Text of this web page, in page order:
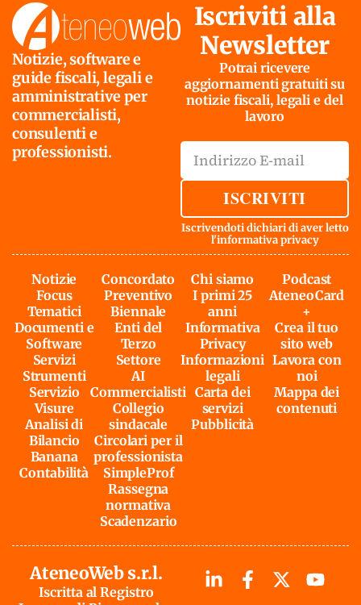
Notizie, software e
guide fiscali, legali e
amministrative per
commercialisti,
consulenti e
professionisti.
Iscriviti alla
Newsletter
Potrai ricevere
aggiornamenti gratuiti su
notizie fiscali, legali e del
lavoro
ISCRIVITI
Iscrivendoti dichiari di aver letto
l'informativa privacy
Notizie
Focus
Tematici
Documenti e
Software
Servizi
Strumenti
Servizio
Visure
Analisi di
Bilancio
Banana
Contabilità
Concordato
Preventivo
Biennale
Enti del
Terzo
Settore
AI
Commercialisti
Collegio
sindacale
Circolari per il
professionista
SimpleProf
Rassegna
normativa
Scadenzario
Chi siamo
I primi 25
anni
Informativa
Privacy
Informazioni
legali
Carta dei
servizi
Pubblicità
Podcast
AteneoCard
+
Crea il tuo
sito web
Lavora con
noi
Mappa dei
contenuti
AteneoWeb s.r.l.
Iscritta al Registro